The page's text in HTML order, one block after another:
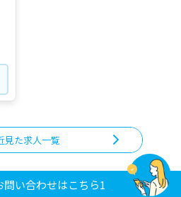
見た求人一覧
問い合わせはこちら1